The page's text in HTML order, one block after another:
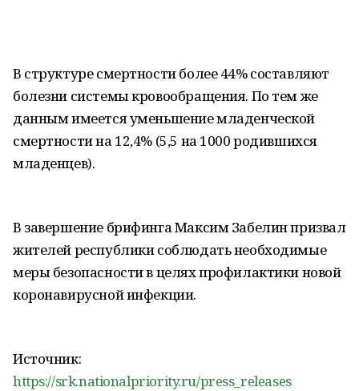
В структуре смертности более 44% составляют
болезни системы кровообращения. По тем же
данным имеется уменьшение младенческой
смертности на 12,4% (5,5 на 1000 родившихся
младенцев).
В завершение брифинга Максим Забелин призвал
жителей республики соблюдать необходимые
меры безопасности в целях профилактики новой
коронавирусной инфекции.
Источник:
https://srk.nationalpriority.ru/press_releases